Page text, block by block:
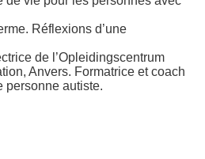
Réflexions d’une
de l’Opleidingscentrum
Anvers. Formatrice et coach
personne autiste.